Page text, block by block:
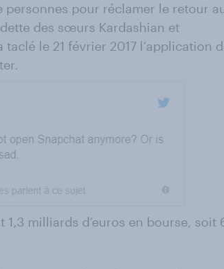
personnes pour réclamer le retour
des sœurs Kardashian et
le 21 février 2017 l’application
milliards d’euros en bourse, soit